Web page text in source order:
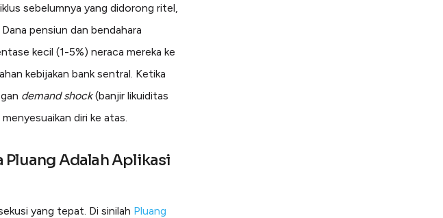
sebelumnya yang didorong ritel,
pensiun dan bendahara
kecil (1-5%) neraca mereka ke
kebijakan bank sentral. Ketika
demand shock(banjir likuiditas
diri ke atas.
Pluang Adalah Aplikasi
yang tepat. Di sinilah Pluang